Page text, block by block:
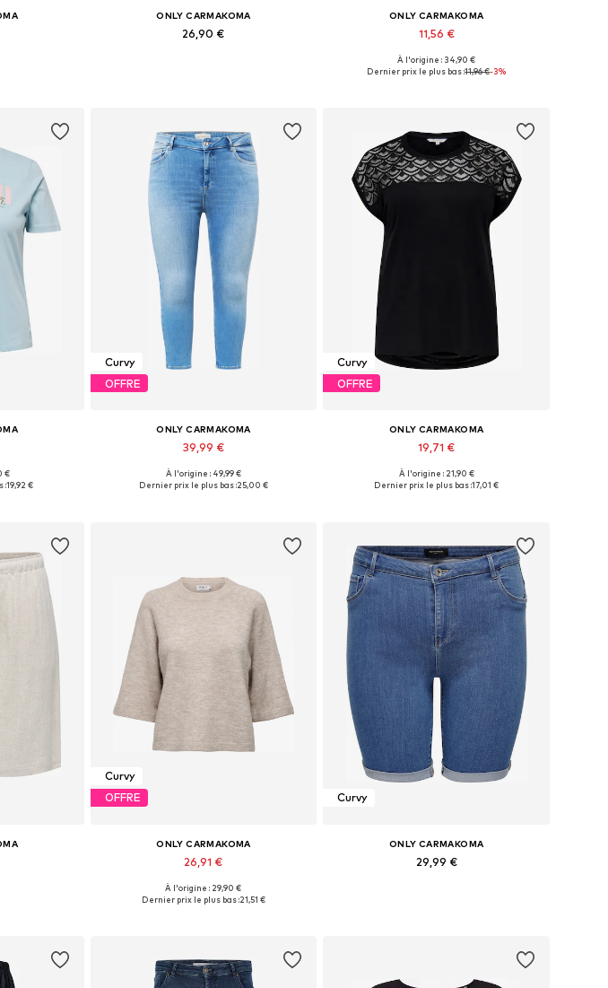
ONLY CARMAKOMA
26,90 €
ONLY CARMAKOMA
11,56 €
+9
Tailles disponibles: XXL, 4XL, 6XL, 7XL
À l'origine : 34,90 €
Dernier prix le plus bas :11,96 €-3%
€
:19,92 €
Curvy
OFFRE
ONLY CARMAKOMA
39,99 €
Disponible en plusieurs tailles
À l'origine : 49,99 €
Dernier prix le plus bas :25,00 €
Curvy
OFFRE
ONLY CARMAKOMA
19,71 €
+3
À l'origine : 21,90 €
Dernier prix le plus bas :17,01 €
Curvy
OFFRE
ONLY CARMAKOMA
26,91 €
Tailles disponibles: XXL, 4XL, 6XL, 7XL
À l'origine : 29,90 €
Dernier prix le plus bas :21,51 €
Curvy
ONLY CARMAKOMA
29,99 €